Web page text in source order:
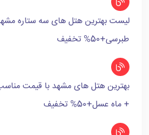
لیست بهترین هتل های سه ستاره
طبرسی+50% تخفیف
بهترین هتل های مشهد با قیمت
+ ماه عسل+50% تخفیف